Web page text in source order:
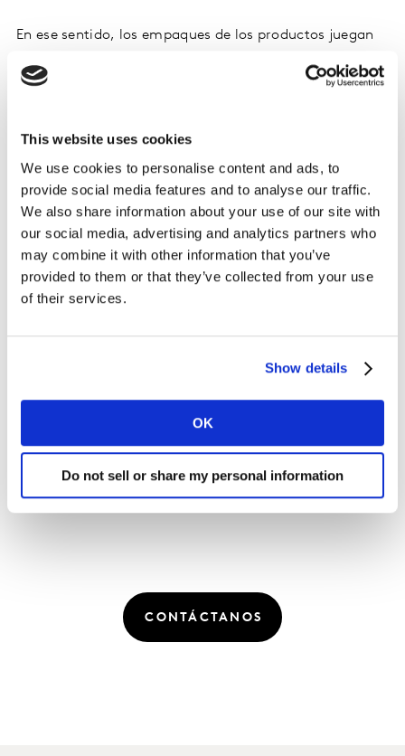
This website uses cookies
We use cookies to personalise content and ads, to
provide social media features and to analyse our traffic.
We also share information about your use of our site with
our social media, advertising and analytics partners who
may combine it with other information that you’ve
provided to them or that they’ve collected from your use
of their services.
Show details
OK
Do not sell or share my personal information
En ese sentido, los empaques de los productos juegan
consumidor, ya que si es reciclado es más fácil que lo
funcionar para no dañar más al medio ambiente.
Además, el 47% considera que un sistema de refill o
traer consigo un contenedor para poder guardar las
cosas son de las acciones que suman para reducir el
daño ambiental, así como los empaques
biodegradables también juegan un papel importante
en la elección del consumidor, 53% de los encuestados
“Hay otras actividades que también podrían sumar
para seguir consientes en el cuidado del planeta y
podrían ser empaques que no sean de plástico, así
como aquellos productos que usen menos agua, entre
CONTÁCTANOS